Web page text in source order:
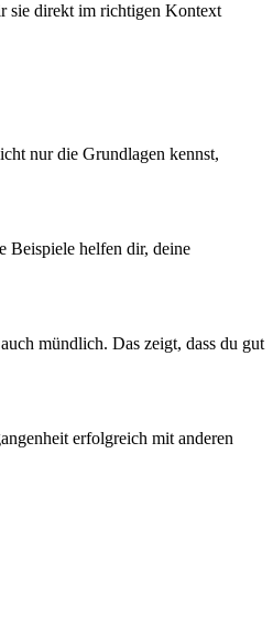
sie direkt im richtigen Kontext
nur die Grundlagen kennst,
Beispiele helfen dir, deine
mündlich. Das zeigt, dass du gut
erfolgreich mit anderen